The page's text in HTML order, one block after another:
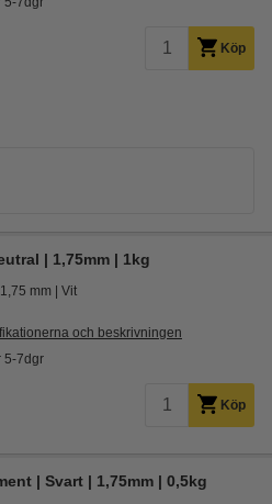
Köp
| 1,75mm | 1kg
1,75 mm Vit
och beskrivningen
5-7dgr
Köp
| Svart | 1,75mm | 0,5kg